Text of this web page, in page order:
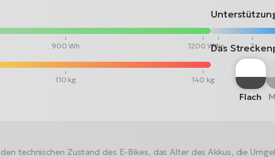
900 Wh 1200 Wh
110 kg 140 kg
Min 2
Das
Flach
technischen Zustand des E-Bikes, das Alter des Akkus, die